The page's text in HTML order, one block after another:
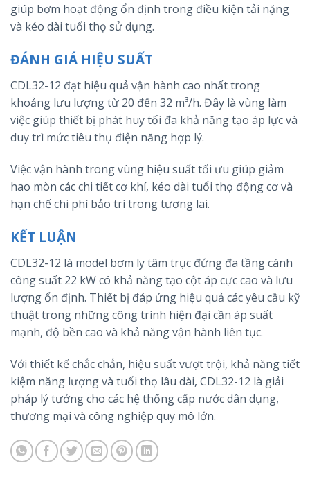
giúp bơm hoạt động ổn định trong điều kiện tải nặng
và kéo dài tuổi thọ sử dụng.
ĐÁNH GIÁ HIỆU SUẤT
CDL32-12 đạt hiệu quả vận hành cao nhất trong
khoảng lưu lượng từ 20 đến 32 m³/h. Đây là vùng làm
việc giúp thiết bị phát huy tối đa khả năng tạo áp lực và
duy trì mức tiêu thụ điện năng hợp lý.
Việc vận hành trong vùng hiệu suất tối ưu giúp giảm
hao mòn các chi tiết cơ khí, kéo dài tuổi thọ động cơ và
hạn chế chi phí bảo trì trong tương lai.
KẾT LUẬN
CDL32-12 là model bơm ly tâm trục đứng đa tầng cánh
công suất 22 kW có khả năng tạo cột áp cực cao và lưu
lượng ổn định. Thiết bị đáp ứng hiệu quả các yêu cầu kỹ
thuật trong những công trình hiện đại cần áp suất
mạnh, độ bền cao và khả năng vận hành liên tục.
Với thiết kế chắc chắn, hiệu suất vượt trội, khả năng tiết
kiệm năng lượng và tuổi thọ lâu dài, CDL32-12 là giải
pháp lý tưởng cho các hệ thống cấp nước dân dụng,
thương mại và công nghiệp quy mô lớn.